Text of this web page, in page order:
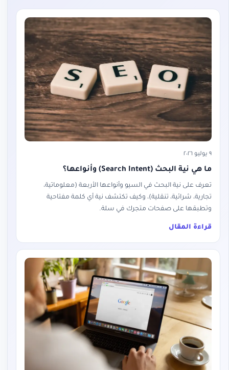
٩ يوليو ٢٠٢٦
ما هي نية البحث (Search Intent) وأنواعها؟
تعرف على نية البحث في السيو وأنواعها الأربعة (معلوماتية،
تجارية، شرائية، تنقلية)، وكيف تكتشف نية أي كلمة مفتاحية
وتطبقها على صفحات متجرك في سلة.
قراءة المقال